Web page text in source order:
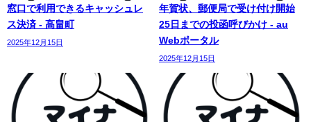
窓口で利用できるキャッシュレ
ス決済 - 高畠町
2025年12月15日
年賀状、郵便局で受け付け開始
25日までの投函呼びかけ - au
Webポータル
2025年12月15日